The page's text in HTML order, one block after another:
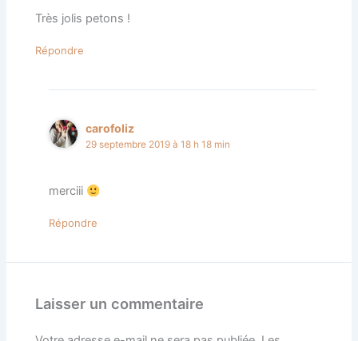
Très jolis petons !
Répondre
carofoliz
29 septembre 2019 à 18 h 18 min
merciii
Répondre
Laisser un commentaire